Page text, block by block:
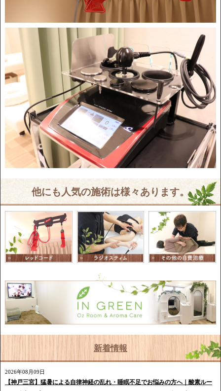
他にも人気の施術は様々あります。
新着情報
2026年08月09日
【神戸三宮】猛暑による自律神経の乱れ・睡眠不足でお悩みの方へ｜酸素ルー